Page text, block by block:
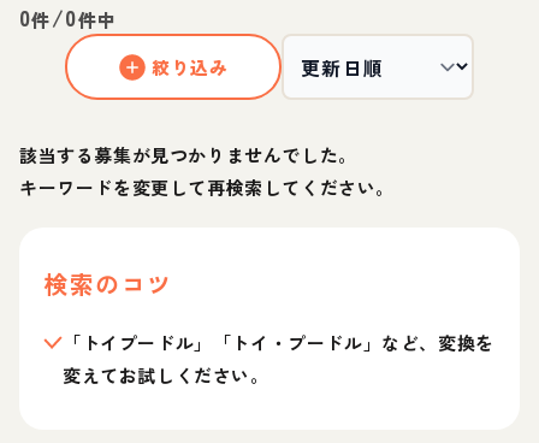
0件/0件中
絞り込み
該当する募集が見つかりませんでした。
キーワードを変更して再検索してください。
検索のコツ
「トイプードル」「トイ・プードル」など、変換を
変えてお試しください。